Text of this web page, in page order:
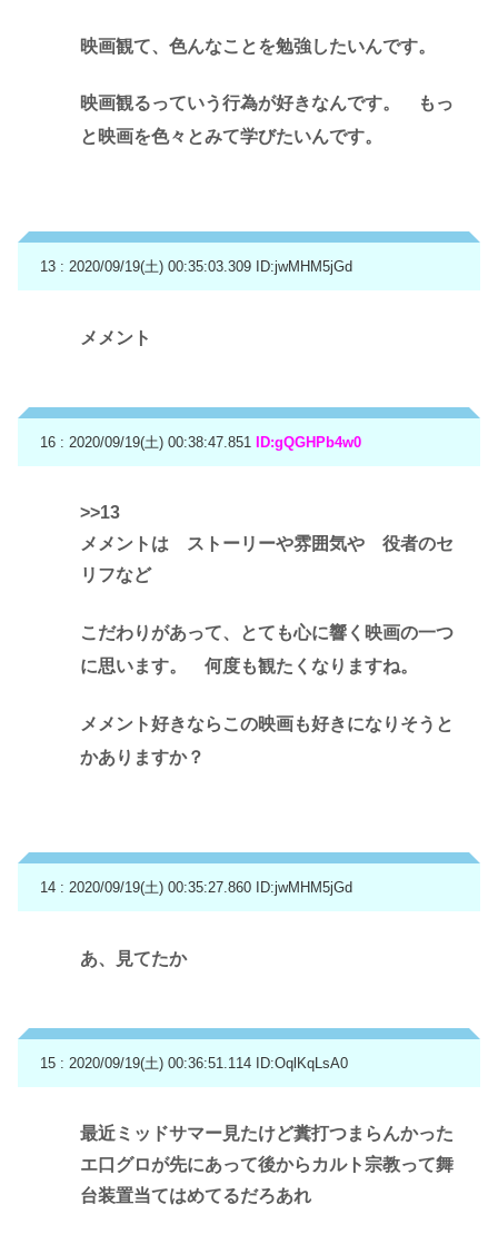
映画観て、色んなことを勉強したいんです。
映画観るっていう行為が好きなんです。 もっ
と映画を色々とみて学びたいんです。
13 : 2020/09/19(土) 00:35:03.309 ID:jwMHM5jGd
メメント
16 : 2020/09/19(土) 00:38:47.851 ID:gQGHPb4w0
>>13
メメントは ストーリーや雰囲気や 役者のセ
リフなど
こだわりがあって、とても心に響く映画の一つ
に思います。 何度も観たくなりますね。
メメント好きならこの映画も好きになりそうと
かありますか？
14 : 2020/09/19(土) 00:35:27.860 ID:jwMHM5jGd
あ、見てたか
15 : 2020/09/19(土) 00:36:51.114 ID:OqlKqLsA0
最近ミッドサマー見たけど糞打つまらんかった
エ口グロが先にあって後からカルト宗教って舞
台装置当てはめてるだろあれ